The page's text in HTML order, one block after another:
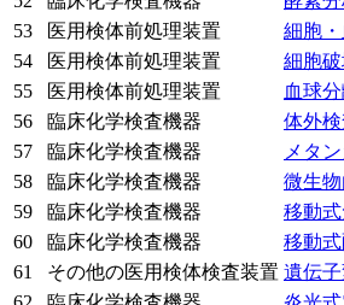
53
医用検体前処理装置 細胞
54
医用検体前処理装置 細胞
55
医用検体前処理装置 血球
56
臨床化学検査機器 体外
57
臨床化学検査機器 メタ
58
臨床化学検査機器 微生
59
臨床化学検査機器 移動
60
臨床化学検査機器 移動
61
その他の医用検体検査装置 遺伝